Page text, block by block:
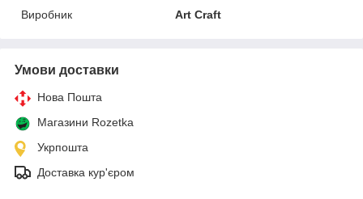
Виробник
Art Craft
Умови доставки
Нова Пошта
Магазини Rozetka
Укрпошта
Доставка кур'єром